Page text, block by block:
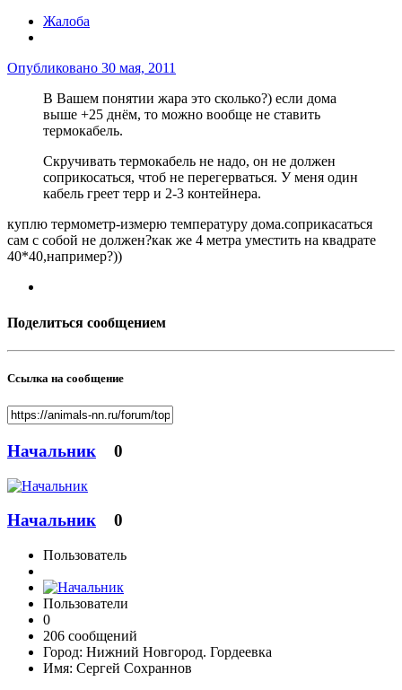
Жалоба
Опубликовано 30 мая, 2011
В Вашем понятии жара это сколько?) если дома
выше +25 днём, то можно вообще не ставить
термокабель.
Скручивать термокабель не надо, он не должен
соприкосаться, чтоб не перегерваться. У меня один
кабель греет терр и 2-3 контейнера.
куплю термометр-измерю температуру дома.соприкасаться
сам с собой не должен?как же 4 метра уместить на квадрате
40*40,например?))
Поделиться сообщением
Ссылка на сообщение
Начальник 0
Начальник 0
Пользователь
Пользователи
0
206 сообщений
Город: Нижний Новгород. Гордеевка
Имя: Сергей Сохраннов